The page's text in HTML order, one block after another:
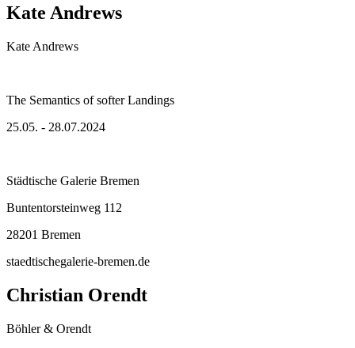
Kate Andrews
Kate Andrews
The Semantics of softer Landings
25.05. - 28.07.2024
Städtische Galerie Bremen
Buntentorsteinweg 112
28201 Bremen
staedtischegalerie-bremen.de
Christian Orendt
Böhler & Orendt